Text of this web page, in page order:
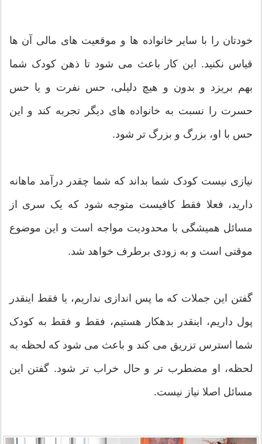
خودتان را با سایر خانواده ها و موقعیت های مالی آن ها
قیاس نکنید. این کار باعث می شود تا ذهن کودک شما
بهم بریزد و بدون و هیچ دلیلی، حس نفرت و یا حس
حسرت را نسبت به خانواده های دیگر تجربه کند و این
حس با او، بزرگ و بزرگ تر شود.
نیازی نیست کودک شما بداند که شما چقدر درآمد ماهانه
دارید، فعلا فقط کافیست متوجه شود که یک سری از
مسائل همیشگی با محدودیت مواجه است و این موضوع
موقتی است و به زودی برطرف خواهد شد.
گفتن این جملات که ما پس اندازی نداریم، یا فقط اینقدر
پول داریم، اینقدر بدهکار هستیم، فقط و فقط به کودک
شما استرس تزریق می کند و باعث می شود که لحظه به
لحظه، او مضطرب تر و حال خراب تر شود. گفتن این
مسائل اصلا نیاز نیست.